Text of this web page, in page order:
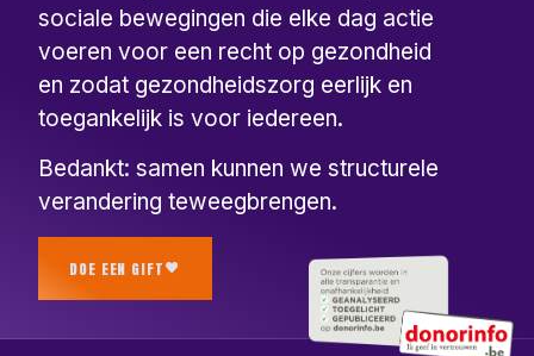
sociale bewegingen die elke dag actie
voeren voor een recht op gezondheid
en zodat gezondheidszorg eerlijk en
toegankelijk is voor iedereen.
Bedankt: samen kunnen we structurele
verandering teweegbrengen.
DOE EEN GIFT